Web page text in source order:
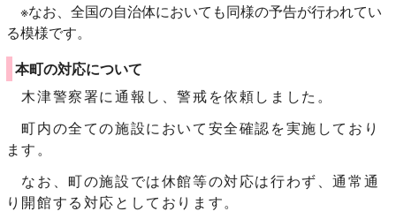
※なお、全国の自治体においても同様の予告が行われてい
る模様です。
本町の対応について
木津警察署に通報し、警戒を依頼しました。
町内の全ての施設において安全確認を実施しており
ます。
なお、町の施設では休館等の対応は行わず、通常通
り開館する対応としております。